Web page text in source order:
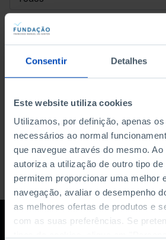
Consentir Detalhes
Este website utiliza cookies
Utilizamos, por definição, apenas
necessários ao normal
que navegue através do mesmo.
autoriza a utilização de outro tipo
permitem proporcionar uma melhor
navegação, avaliar o desempenho
as melhores ofertas de produtos e
com as suas preferências. Se
DATA DE INÍCIO
DATA DE FIM